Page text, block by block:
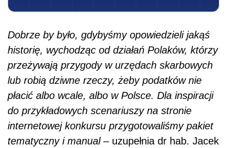
Dobrze by było, gdybyśmy opowiedzieli jakąś
historię, wychodząc od działań Polaków, którzy
przeżywają przygody w urzędach skarbowych
lub robią dziwne rzeczy, żeby podatków nie
płacić albo wcale, albo w Polsce. Dla inspiracji
do przykładowych scenariuszy na stronie
internetowej konkursu przygotowaliśmy pakiet
tematyczny i manual– uzupełnia dr hab. Jacek